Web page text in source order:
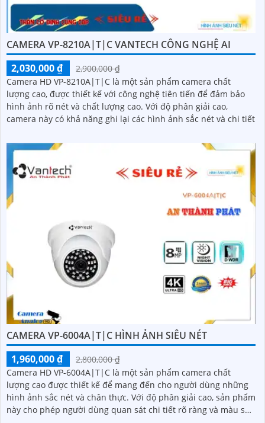
CAMERA VP-8210A|T|C VANTECH CÔNG NGHỆ AI
2,030,000 ₫
2,900,000 ₫
Camera HD VP-8210A|T|C là một sản phẩm camera chất
lượng cao, được thiết kế với công nghệ tiên tiến để đảm bảo
hình ảnh rõ nét và chất lượng cao. Với độ phân giải cao,
camera này có khả năng ghi lại các hình ảnh sắc nét và chi tiết
CAMERA VP-6004A|T|C HÌNH ẢNH SIÊU NÉT
1,960,000 ₫
2,800,000 ₫
Camera HD VP-6004A|T|C là một sản phẩm camera chất
lượng cao được thiết kế để mang đến cho người dùng những
hình ảnh sắc nét và chân thực. Với độ phân giải cao, sản phẩm
này cho phép người dùng quan sát chi tiết rõ ràng và màu sắc